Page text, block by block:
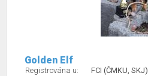
Golden Elf
Registrována u:
FCI (ČMKU, SKJ)